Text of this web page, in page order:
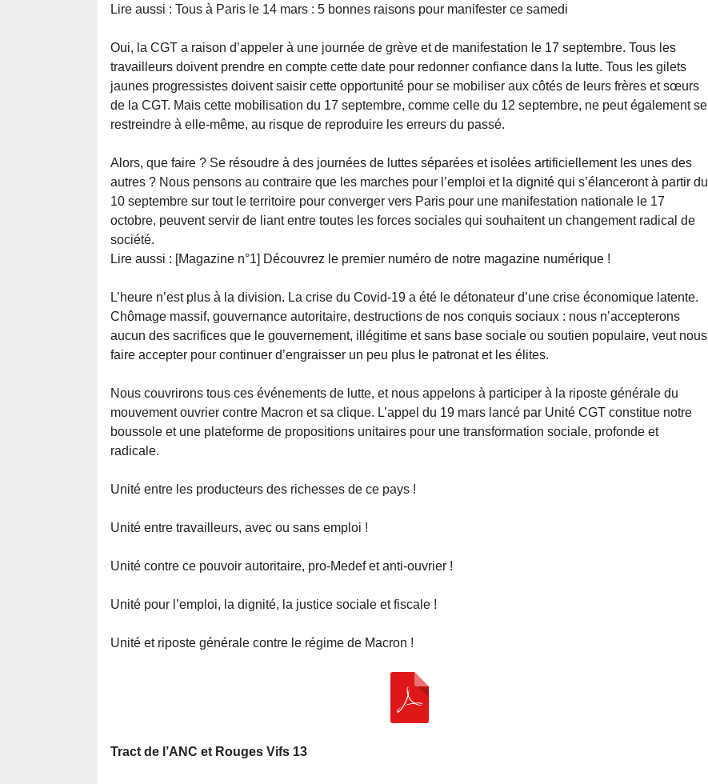
Lire aussi : Tous à Paris le 14 mars : 5 bonnes raisons pour manifester ce samedi
Oui, la CGT a raison d’appeler à une journée de grève et de manifestation le 17 septembre. Tous les
travailleurs doivent prendre en compte cette date pour redonner confiance dans la lutte. Tous les gilets
jaunes progressistes doivent saisir cette opportunité pour se mobiliser aux côtés de leurs frères et sœurs
de la CGT. Mais cette mobilisation du 17 septembre, comme celle du 12 septembre, ne peut également se
restreindre à elle-même, au risque de reproduire les erreurs du passé.
Alors, que faire ? Se résoudre à des journées de luttes séparées et isolées artificiellement les unes des
autres ? Nous pensons au contraire que les marches pour l’emploi et la dignité qui s’élanceront à partir du
10 septembre sur tout le territoire pour converger vers Paris pour une manifestation nationale le 17
octobre, peuvent servir de liant entre toutes les forces sociales qui souhaitent un changement radical de
société.
Lire aussi : [Magazine n°1] Découvrez le premier numéro de notre magazine numérique !
L’heure n’est plus à la division. La crise du Covid-19 a été le détonateur d’une crise économique latente.
Chômage massif, gouvernance autoritaire, destructions de nos conquis sociaux : nous n’accepterons
aucun des sacrifices que le gouvernement, illégitime et sans base sociale ou soutien populaire, veut nous
faire accepter pour continuer d’engraisser un peu plus le patronat et les élites.
Nous couvrirons tous ces événements de lutte, et nous appelons à participer à la riposte générale du
mouvement ouvrier contre Macron et sa clique. L’appel du 19 mars lancé par Unité CGT constitue notre
boussole et une plateforme de propositions unitaires pour une transformation sociale, profonde et
radicale.
Unité entre les producteurs des richesses de ce pays !
Unité entre travailleurs, avec ou sans emploi !
Unité contre ce pouvoir autoritaire, pro-Medef et anti-ouvrier !
Unité pour l’emploi, la dignité, la justice sociale et fiscale !
Unité et riposte générale contre le régime de Macron !
Tract de l’ANC et Rouges Vifs 13